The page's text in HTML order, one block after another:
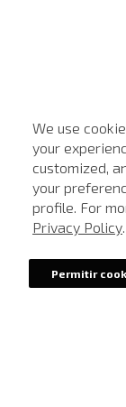
We use
your
customized,
your
profile. For
Privacy Policy.
Permitir